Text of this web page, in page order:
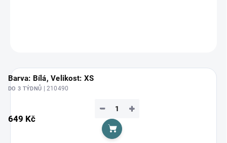
Barva: Bílá, Velikost: XS
DO 3 TÝDNŮ | 210490
649 Kč
+
−
Do košíku